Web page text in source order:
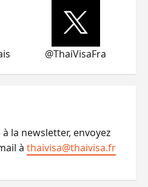
@ThaiVisaFra
la newsletter, envoyez
à thaivisa@thaivisa.fr